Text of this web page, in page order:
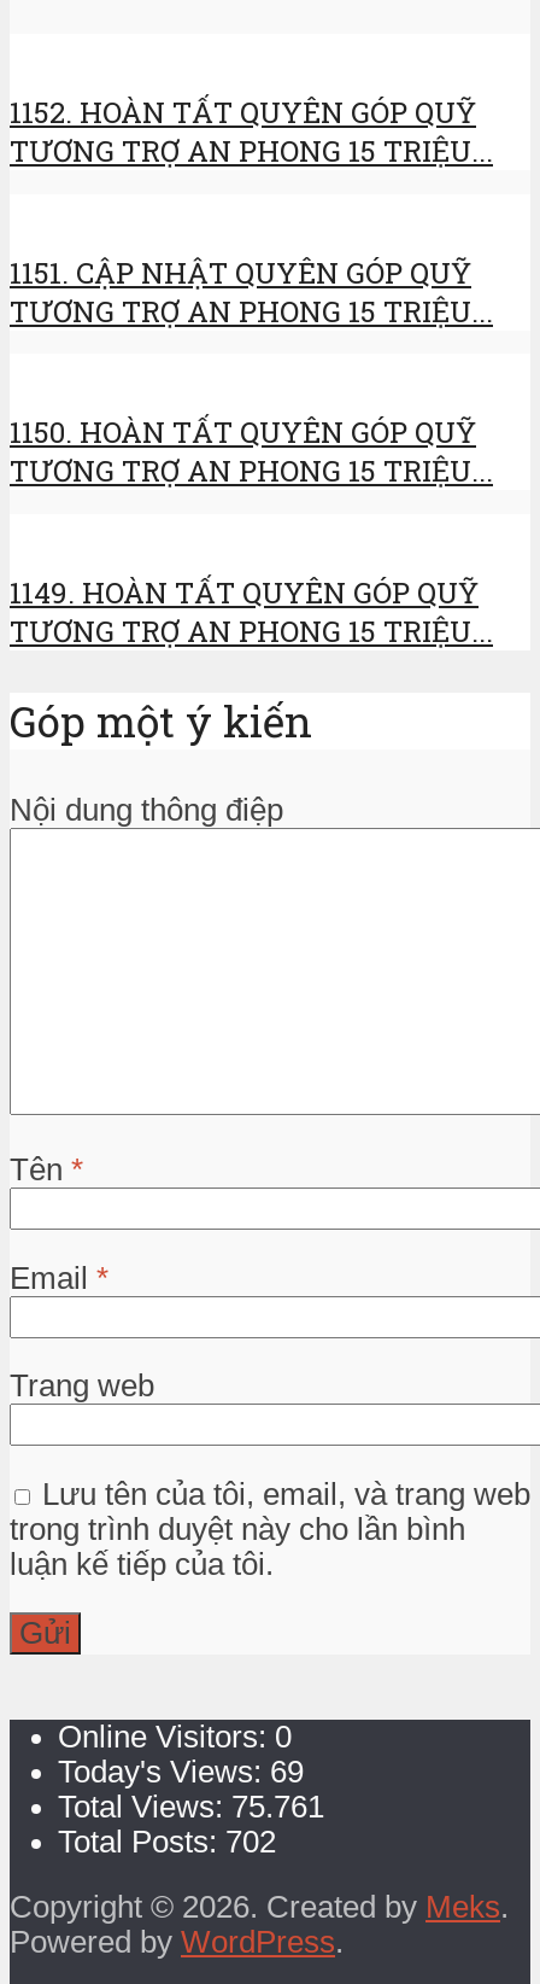
1152. HOÀN TẤT QUYÊN GÓP QUỸ
TƯƠNG TRỢ AN PHONG 15 TRIỆU...
1151. CẬP NHẬT QUYÊN GÓP QUỸ
TƯƠNG TRỢ AN PHONG 15 TRIỆU...
1150. HOÀN TẤT QUYÊN GÓP QUỸ
TƯƠNG TRỢ AN PHONG 15 TRIỆU...
1149. HOÀN TẤT QUYÊN GÓP QUỸ
TƯƠNG TRỢ AN PHONG 15 TRIỆU...
Góp một ý kiến
Nội dung thông điệp
Tên *
Email *
Trang web
Lưu tên của tôi, email, và trang web
trong trình duyệt này cho lần bình
luận kế tiếp của tôi.
Online Visitors: 0
Today's Views: 69
Total Views: 75.761
Total Posts: 702
Copyright © 2026. Created by Meks.
Powered by WordPress.